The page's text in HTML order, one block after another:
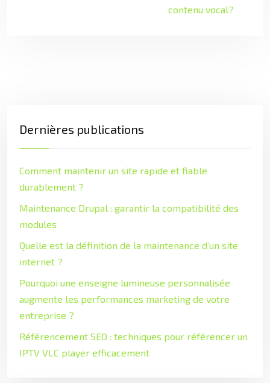
contenu vocal?
Dernières publications
Comment maintenir un site rapide et fiable
durablement ?
Maintenance Drupal : garantir la compatibilité des
modules
Quelle est la définition de la maintenance d’un site
internet ?
Pourquoi une enseigne lumineuse personnalisée
augmente les performances marketing de votre
entreprise ?
Référencement SEO : techniques pour référencer un
IPTV VLC player efficacement